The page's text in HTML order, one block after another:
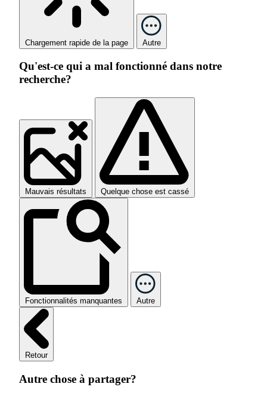
Chargement rapide de la page Autre
Qu'est-ce qui a mal fonctionné dans notre
recherche?
Mauvais résultats Quelque chose est cassé
Fonctionnalités manquantes Autre
Retour
Autre chose à partager?